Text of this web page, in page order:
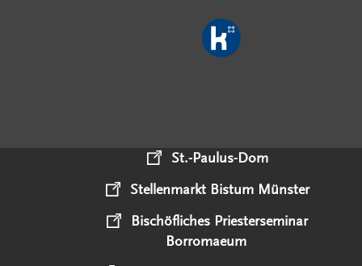
St.-Paulus-Dom
Stellenmarkt Bistum Münster
Bischöfliches Priesterseminar
Borromaeum